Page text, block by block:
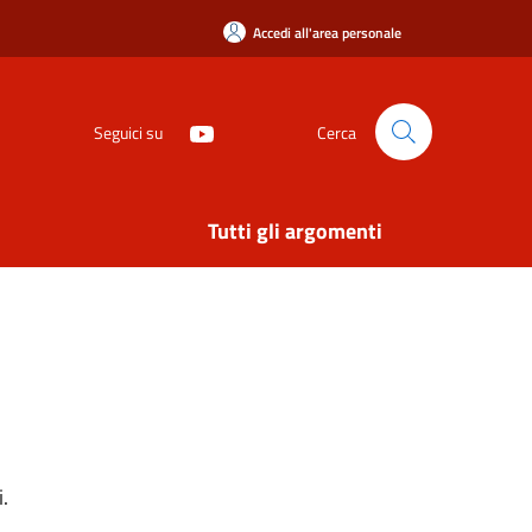
Accedi all'area personale
Seguici su Cerca
Tutti gli argomenti